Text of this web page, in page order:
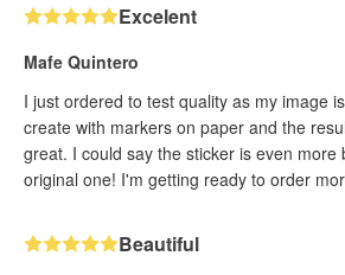
Excelent
Mafe Quintero
I just ordered to test quality as my image
create with markers on paper and the
great. I could say the sticker is even more
original one! I'm getting ready to order
Beautiful